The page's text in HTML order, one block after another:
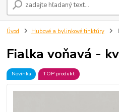
Úvod Hubové a bylinkové tinktúry
Fialka voňavá -
Novinka TOP produkt